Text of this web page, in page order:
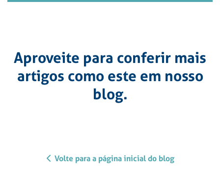
Aproveite para conferir mais
artigos como este em nosso
blog.
Volte para a página inicial do blog